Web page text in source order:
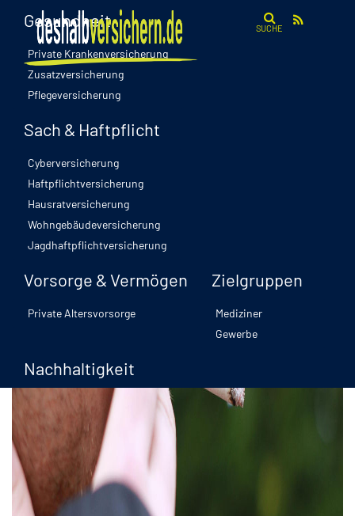
SUCHE
Gesundheit
Private Krankenversicherung
Zusatzversicherung
Pflegeversicherung
Sach & Haftpflicht
Cyberversicherung
Haftpflichtversicherung
Hausratversicherung
Wohngebäudeversicherung
Jagdhaftpflichtversicherung
Vorsorge & Vermögen
Private Altersvorsorge
Zielgruppen
Mediziner
Gewerbe
Nachhaltigkeit